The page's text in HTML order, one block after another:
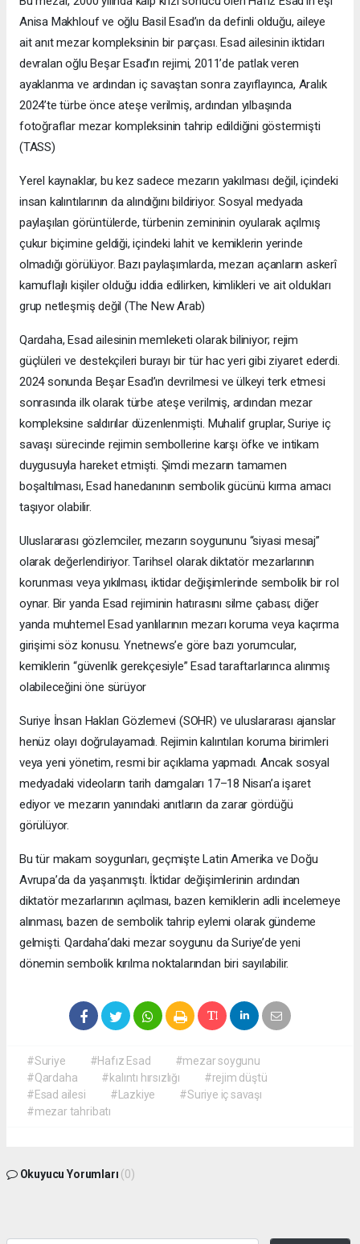
Anisa Makhlouf ve oğlu Basil Esad’ın da definli olduğu, aileye
ait anıt mezar kompleksinin bir parçası. Esad ailesinin iktidarı
devralan oğlu Beşar Esad’ın rejimi, 2011’de patlak veren
ayaklanma ve ardından iç savaştan sonra zayıflayınca, Aralık
2024’te türbe önce ateşe verilmiş, ardından yılbaşında
fotoğraflar mezar kompleksinin tahrip edildiğini göstermişti
(TASS)​
Yerel kaynaklar, bu kez sadece mezarın yakılması değil, içindeki
insan kalıntılarının da alındığını bildiriyor. Sosyal medyada
paylaşılan görüntülerde, türbenin zemininin oyularak açılmış
çukur biçimine geldiği, içindeki lahit ve kemiklerin yerinde
olmadığı görülüyor. Bazı paylaşımlarda, mezarı açanların askerî
kamuflajlı kişiler olduğu iddia edilirken, kimlikleri ve ait oldukları
grup netleşmiş değil (The New Arab)
Qardaha, Esad ailesinin memleketi olarak biliniyor; rejim
güçlüleri ve destekçileri burayı bir tür hac yeri gibi ziyaret ederdi.
2024 sonunda Beşar Esad’ın devrilmesi ve ülkeyi terk etmesi
sonrasında ilk olarak türbe ateşe verilmiş, ardından mezar
kompleksine saldırılar düzenlenmişti. Muhalif gruplar, Suriye iç
savaşı sürecinde rejimin sembollerine karşı öfke ve intikam
duygusuyla hareket etmişti. Şimdi mezarın tamamen
boşaltılması, Esad hanedanının sembolik gücünü kırma amacı
taşıyor olabilir.
Uluslararası gözlemciler, mezarın soygununu “siyasi mesaj”
olarak değerlendiriyor. Tarihsel olarak diktatör mezarlarının
korunması veya yıkılması, iktidar değişimlerinde sembolik bir rol
oynar. Bir yanda Esad rejiminin hatırasını silme çabası; diğer
yanda muhtemel Esad yanlılarının mezarı koruma veya kaçırma
girişimi söz konusu. Ynetnews’e göre bazı yorumcular,
kemiklerin “güvenlik gerekçesiyle” Esad taraftarlarınca alınmış
olabileceğini öne sürüyor
Suriye İnsan Hakları Gözlemevi (SOHR) ve uluslararası ajanslar
henüz olayı doğrulayamadı. Rejimin kalıntıları koruma birimleri
veya yeni yönetim, resmi bir açıklama yapmadı. Ancak sosyal
medyadaki videoların tarih damgaları 17–18 Nisan’a işaret
ediyor ve mezarın yanındaki anıtların da zarar gördüğü
görülüyor.
Bu tür makam soygunları, geçmişte Latin Amerika ve Doğu
Avrupa’da da yaşanmıştı. İktidar değişimlerinin ardından
diktatör mezarlarının açılması, bazen kemiklerin adli incelemeye
alınması, bazen de sembolik tahrip eylemi olarak gündeme
gelmişti. Qardaha’daki mezar soygunu da Suriye’de yeni
dönemin sembolik kırılma noktalarından biri sayılabilir.
#Suriye #Hafız Esad
#mezar soygunu
#Qardaha
#kalıntı hırsızlığı
#rejim düştü
#Esad ailesi
#Lazkiye
#Suriye iç savaşı
#mezar tahribatı
Okuyucu Yorumları (0)